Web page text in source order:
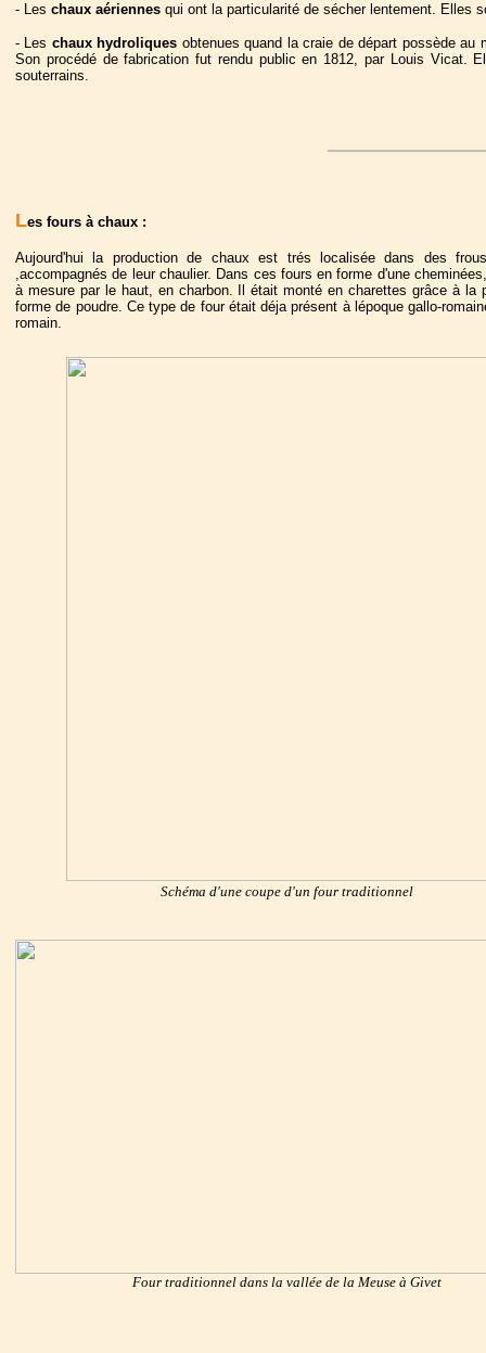
- Les chaux aériennes qui ont la particularité de sécher lentement. Elles
- Les chaux hydroliques obtenues quand la craie de départ possède
Son procédé de fabrication fut rendu public en 1812, par Louis Vicat.
souterrains.
Les fours à chaux :
Aujourd'hui la production de chaux est trés localisée dans des
,accompagnés de leur chaulier. Dans ces fours en forme d'une
à mesure par le haut, en charbon. Il était monté en charettes grâce à
forme de poudre. Ce type de four était déja présent à lépoque gallo-
romain.
Schéma d'une coupe d'un four traditionnel
Four traditionnel dans la vallée de la Meuse à Givet